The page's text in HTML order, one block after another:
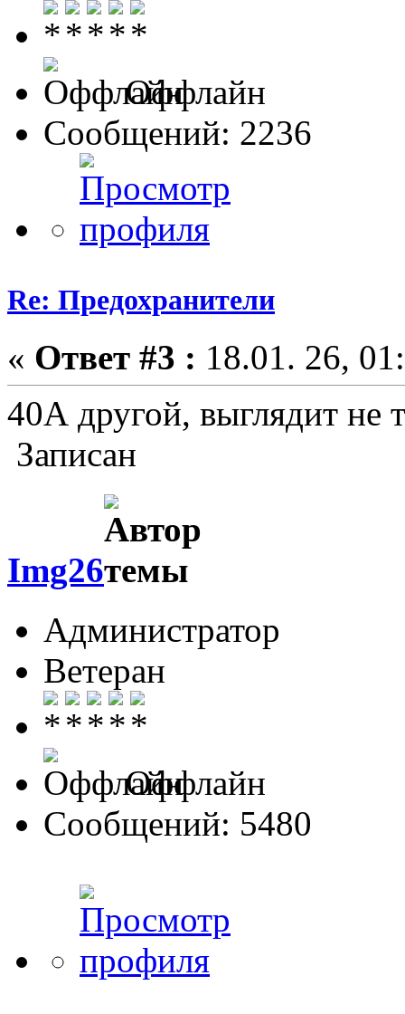
Оффлайн
Сообщений: 2236
Re: Предохранители
« Ответ #3 : 18.01. 26,
40А другой, выглядит не
Записан
Img26
Администратор
Ветеран
Оффлайн
Сообщений: 5480